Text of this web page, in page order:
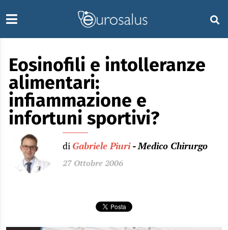
Eosinofili e intolleranze
alimentari:
infiammazione e
infortuni sportivi?
di Gabriele Piuri - Medico Chirurgo
27 Ottobre 2006